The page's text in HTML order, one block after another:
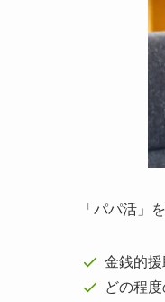
「パパ活」
金銭的
どの程